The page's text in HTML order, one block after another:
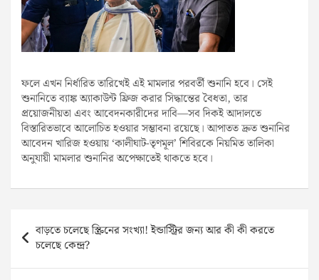
ফলে এখন নির্ধারিত তারিখেই এই মামলার পরবর্তী শুনানি হবে। সেই
শুনানিতে ব্যাঙ্ক অ্যাকাউন্ট ফ্রিজ করার সিদ্ধান্তের বৈধতা, তার
প্রয়োজনীয়তা এবং আবেদনকারীদের দাবি—সব দিকই আদালতে
বিস্তারিতভাবে আলোচিত হওয়ার সম্ভাবনা রয়েছে। আপাতত দ্রুত শুনানির
আবেদন খারিজ হওয়ায় ‘কালীঘাট-তৃণমূল’ শিবিরকে নিয়মিত তালিকা
অনুযায়ী মামলার শুনানির অপেক্ষাতেই থাকতে হবে।
navigation
বাড়তে চলেছে স্ক্রিনের সংখ্যা! ইন্ডাস্ট্রির জন্য আর কী কী করতে
চলেছে কেন্দ্র?